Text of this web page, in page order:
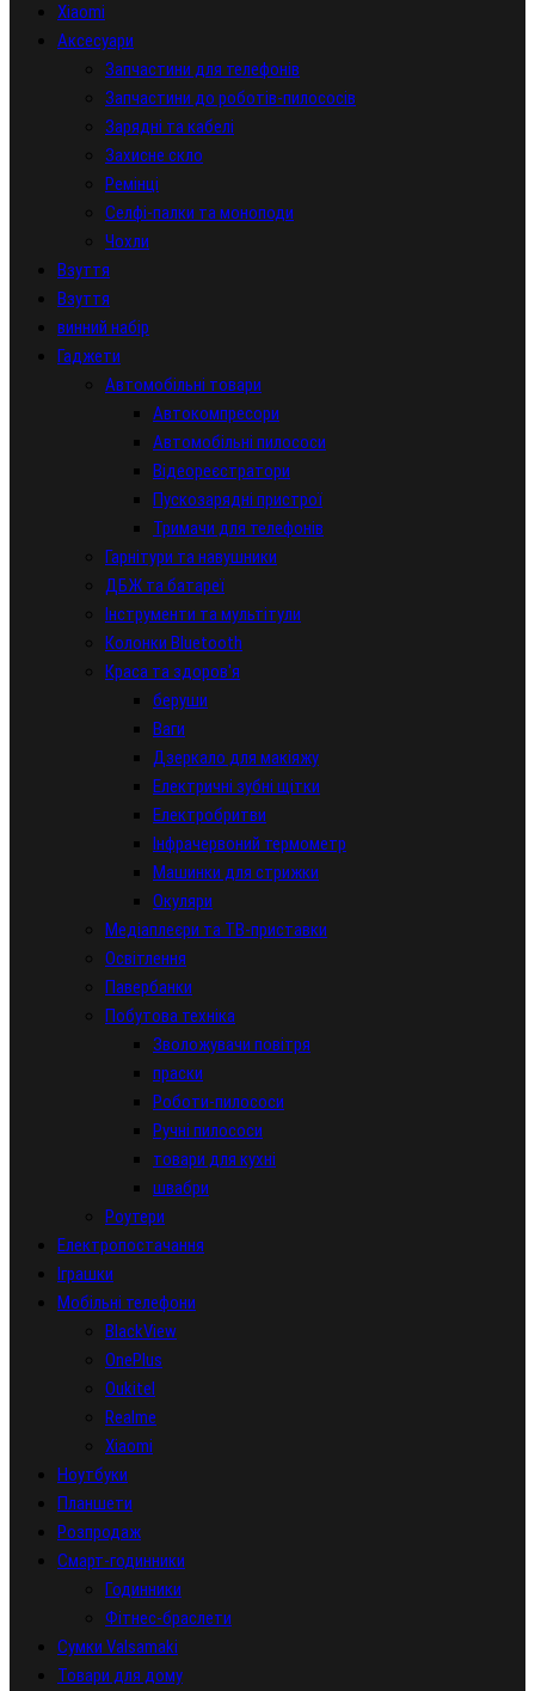
Xiaomi
Аксесуари
Запчастини для телефонів
Запчастини до роботів-пилососів
Зарядні та кабелі
Захисне скло
Ремінці
Селфі-палки та моноподи
Чохли
Взуття
Взуття
винний набір
Гаджети
Автомобільні товари
Автокомпресори
Автомобільні пилососи
Відеореєстратори
Пускозарядні пристрої
Тримачи для телефонів
Гарнітури та навушники
ДБЖ та батареї
Інструменти та мультітули
Колонки Bluetooth
Краса та здоров'я
беруши
Ваги
Дзеркало для макіяжу
Електричні зубні щітки
Електробритви
Інфрачервоний термометр
Машинки для стрижки
Окуляри
Медіаплеєри та ТВ-приставки
Освітлення
Павербанки
Побутова техніка
Зволожувачи повітря
праски
Роботи-пилососи
Ручні пилососи
товари для кухні
швабри
Роутери
Електропостачання
Іграшки
Мобільні телефони
BlackView
OnePlus
Oukitel
Realme
Xiaomi
Ноутбуки
Планшети
Розпродаж
Смарт-годинники
Годинники
Фітнес-браслети
Сумки Valsamaki
Товари для дому